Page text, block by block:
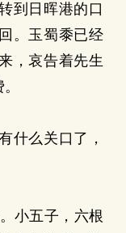
日晖港的口
。玉蜀黍已经
，哀告着先生
么关口了，
小五子，六根